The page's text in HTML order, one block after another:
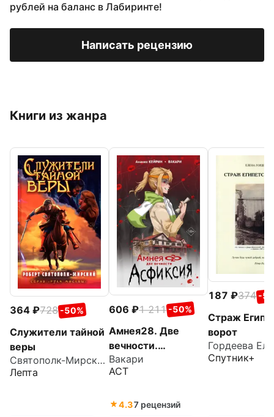
рублей на баланс в Лабиринте!
Написать рецензию
Книги из жанра
364 728 -50%
Служители тайной
веры
Святополк-Мирский Роберт Зиновьевич
Лепта
606 1 211 -50%
Амнея28. Две
вечности.
Асфиксия
Вакари
АСТ
4.37 рецензий
187 374 -
Страж
ворот
Спутник+